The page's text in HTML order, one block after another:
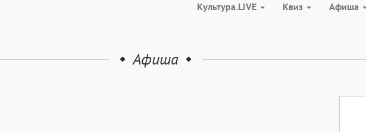
Культура.LIVE Квиз Aфиша
Афиша